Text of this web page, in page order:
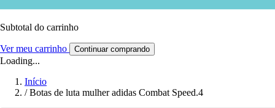
Subtotal do carrinho
Ver meu carrinho Continuar comprando
Loading...
Início
/ Botas de luta mulher adidas Combat Speed.4